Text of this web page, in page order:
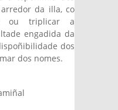
da illa, co
ou triplicar a
engadida da
dos
dos nomes.